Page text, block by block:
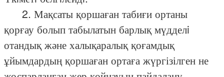
2. Мақсаты қоршаған табиғи ортаны
қорғау болып табылатын барлық мүдделi
отандық және халықаралық қоғамдық
ұйымдардың қоршаған ортаға жүргізілген не